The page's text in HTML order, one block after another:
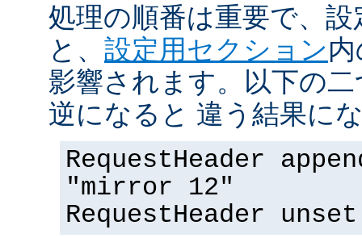
処理の順番は重要で、
と、 設定用セクション
影響されます。以下の
逆になると 違う結果に
RequestHeader
"mirror 12"
RequestHeader